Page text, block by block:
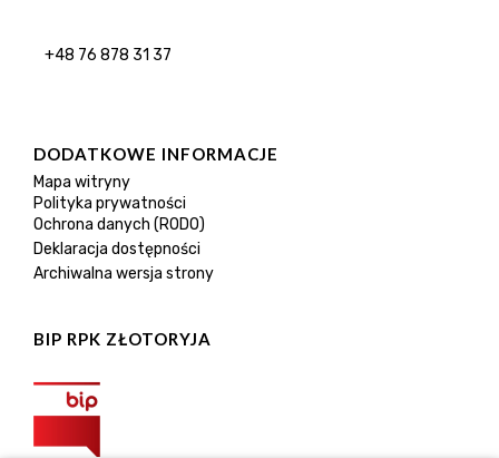
+48 76 878 31 37
DODATKOWE INFORMACJE
Mapa witryny
Polityka prywatności
Ochrona danych (RODO)
Deklaracja dostępności
Archiwalna wersja strony
BIP RPK ZŁOTORYJA